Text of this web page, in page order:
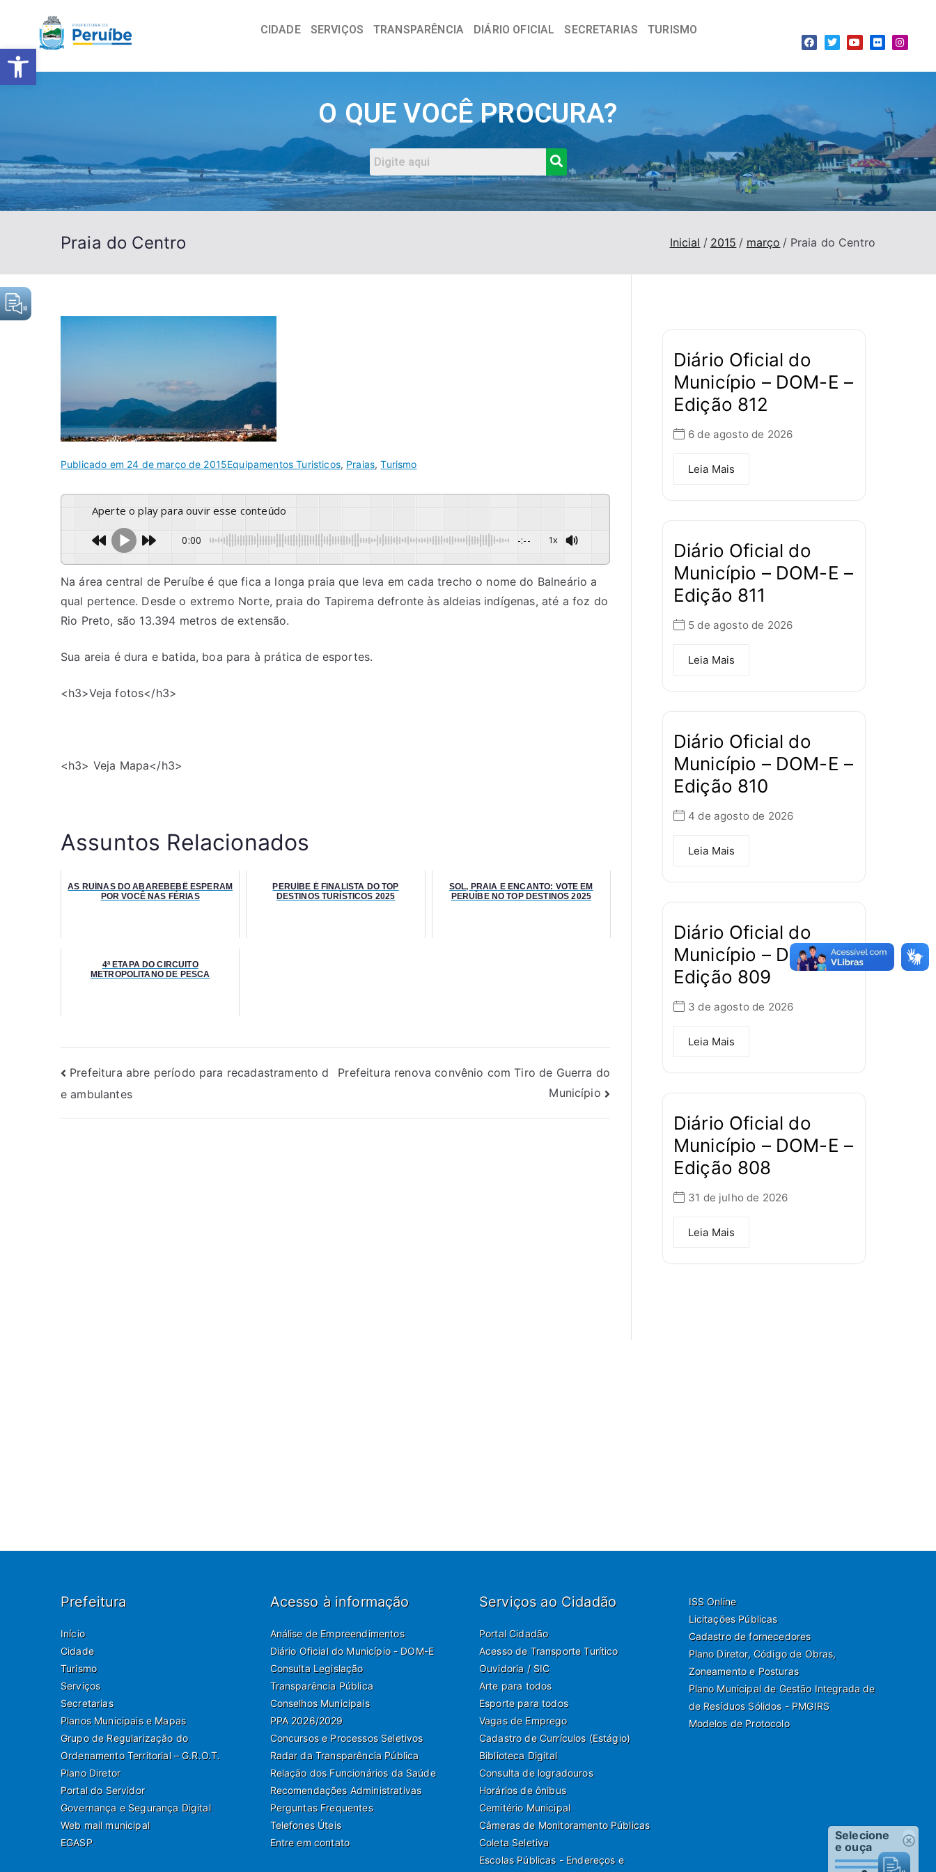
Barra de Ferramentas Aberta
CIDADE SERVIÇOS TRANSPARÊNCIA DIÁRIO OFICIAL SECRETARIAS TURISMO
O QUE VOCÊ PROCURA?
Praia do Centro Inicial 2015 março Praia do Centro
Publicado em 24 de março de 2015Equipamentos Turisticos, Praias,Turismo
Aperte o play para ouvir esse conteúdo
0:00 -:-- 1x
Na área central de Peruíbe é que fica a longa praia que leva em cada trecho o nome do Balneário a
qual pertence. Desde o extremo Norte, praia do Tapirema defronte às aldeias indígenas, até a foz do
Rio Preto, são 13.394 metros de extensão.
Sua areia é dura e batida, boa para à prática de esportes.
<h3>Veja fotos</h3>
<h3> Veja Mapa</h3>
Assuntos Relacionados
AS RUÍNAS DO ABAREBEBÊ ESPERAM
POR VOCÊ NAS FÉRIAS
PERUÍBE É FINALISTA DO TOP
DESTINOS TURÍSTICOS 2025
SOL, PRAIA E ENCANTO: VOTE EM
PERUÍBE NO TOP DESTINOS 2025
4ª ETAPA DO CIRCUITO
METROPOLITANO DE PESCA
Prefeitura abre período para recadastramento d
e ambulantes
Prefeitura renova convênio com Tiro de Guerra do
Município
Diário Oficial do
Município – DOM-E –
Edição 812
6 de agosto de 2026
Leia Mais
Diário Oficial do
Município – DOM-E –
Edição 811
5 de agosto de 2026
Leia Mais
Diário Oficial do
Município – DOM-E –
Edição 810
4 de agosto de 2026
Leia Mais
Diário Oficial do
Município – DOM-E –
Edição 809
3 de agosto de 2026
Leia Mais
Diário Oficial do
Município – DOM-E –
Edição 808
31 de julho de 2026
Leia Mais
Prefeitura
Início
Cidade
Turismo
Serviços
Secretarias
Planos Municipais e Mapas
Grupo de Regularização do
Ordenamento Territorial – G.R.O.T.
Plano Diretor
Portal do Servidor
Governança e Segurança Digital
Web mail municipal
EGASP
Acesso à informação
Análise de Empreendimentos
Diário Oficial do Município - DOM-E
Consulta Legislação
Transparência Pública
Conselhos Municipais
PPA 2026/2029
Concursos e Processos Seletivos
Radar da Transparência Pública
Relação dos Funcionários da Saúde
Recomendações Administrativas
Perguntas Frequentes
Telefones Úteis
Entre em contato
Serviços ao Cidadão
Portal Cidadão
Acesso de Transporte Turítico
Ouvidoria / SIC
Arte para todos
Esporte para todos
Vagas de Emprego
Cadastro de Currículos (Estágio)
Biblioteca Digital
Consulta de logradouros
Horários de ônibus
Cemitério Municipal
Câmeras de Monitoramento Públicas
Coleta Seletiva
Escolas Públicas - Endereços e
ISS Online
Licitações Públicas
Cadastro de fornecedores
Plano Diretor, Código de Obras,
Zoneamento e Posturas
Plano Municipal de Gestão Integrada de
de Resíduos Sólidos - PMGIRS
Modelos de Protocolo
Selecione
e ouça